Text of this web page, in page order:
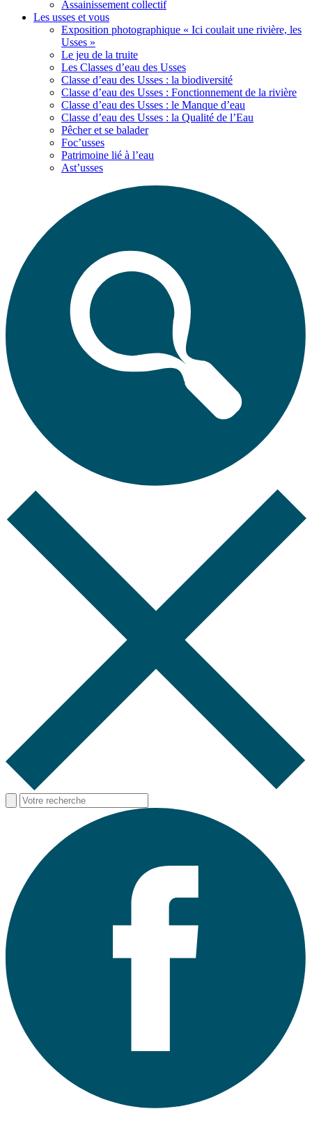
Assainissement collectif
Les usses et vous
Exposition photographique « Ici coulait une rivière, les
Usses »
Le jeu de la truite
Les Classes d’eau des Usses
Classe d’eau des Usses : la biodiversité
Classe d’eau des Usses : Fonctionnement de la rivière
Classe d’eau des Usses : le Manque d’eau
Classe d’eau des Usses : la Qualité de l’Eau
Pêcher et se balader
Foc’usses
Patrimoine lié à l’eau
Ast’usses